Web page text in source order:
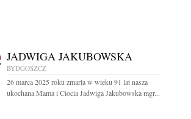
JADWIGA JAKUBOWSKA
BYDGOSZCZ
26 marca 2025 roku zmarła w wieku 91 lat nasza
ukochana Mama i Ciocia Jadwiga Jakubowska mgr...